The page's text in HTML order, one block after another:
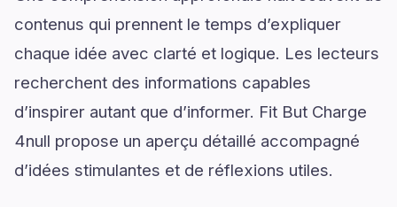
contenus qui prennent le temps d’expliquer
chaque idée avec clarté et logique. Les lecteurs
recherchent des informations capables
d’inspirer autant que d’informer. Fit But Charge
4null propose un aperçu détaillé accompagné
d’idées stimulantes et de réflexions utiles.